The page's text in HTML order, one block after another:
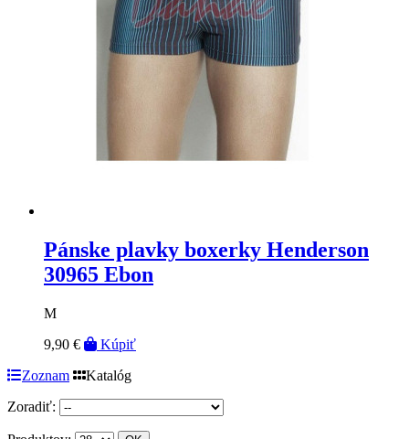
Pánske plavky boxerky Henderson
30965 Ebon
M
9,90 €
Kúpiť
Zoznam
Katalóg
Zoradiť: